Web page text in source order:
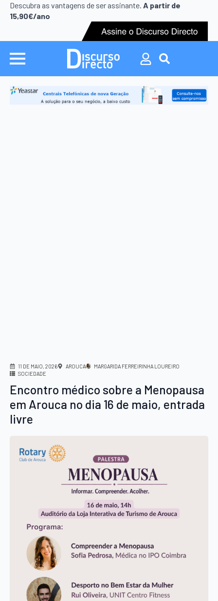
Descubra as vantagens de ser assinante. A partir de
15,90€/ano
Search
for:
Search
11 DE MAIO, 2026 AROUCA
MARGARIDA FERREIRINHA LOUREIRO
SOCIEDADE
Encontro médico sobre a Menopausa
em Arouca no dia 16 de maio, entrada
livre